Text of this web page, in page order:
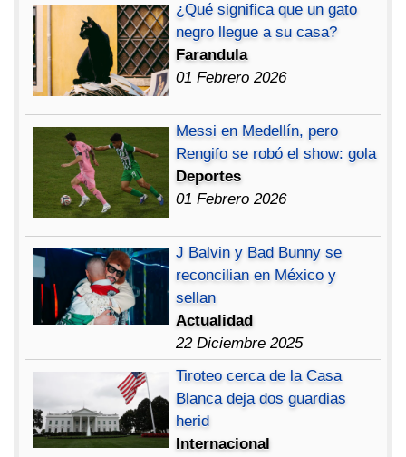
¿Qué significa que un gato
negro llegue a su casa?
Farandula
01 Febrero 2026
Messi en Medellín, pero
Rengifo se robó el show: gola
Deportes
01 Febrero 2026
J Balvin y Bad Bunny se
reconcilian en México y
sellan
Actualidad
22 Diciembre 2025
Tiroteo cerca de la Casa
Blanca deja dos guardias
herid
Internacional